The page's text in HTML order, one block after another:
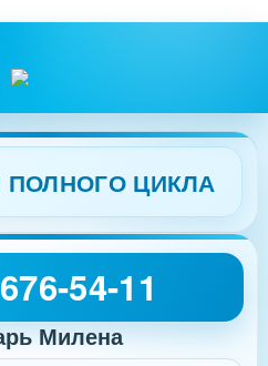
ЦИКЛА
54-11
Милена